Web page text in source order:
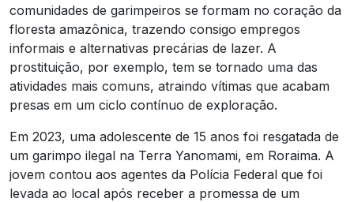
comunidades de garimpeiros se formam no coração da
floresta amazônica, trazendo consigo empregos
informais e alternativas precárias de lazer. A
prostituição, por exemplo, tem se tornado uma das
atividades mais comuns, atraindo vítimas que acabam
presas em um ciclo contínuo de exploração.
Em 2023, uma adolescente de 15 anos foi resgatada de
um garimpo ilegal na Terra Yanomami, em Roraima. A
jovem contou aos agentes da Polícia Federal que foi
levada ao local após receber a promessa de um